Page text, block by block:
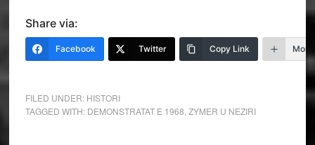
Share via:
Facebook Twitter Copy Link More
FILED UNDER: HISTORI
TAGGED WITH: DEMONSTRATAT E 1968 ZYMER U NEZIRI